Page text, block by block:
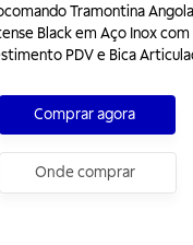
Tramontina
Black em Aço Inox com
PDV e Bica
Comprar agora
Onde comprar